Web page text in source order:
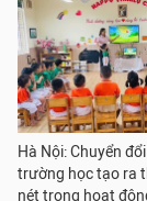
Hà Nội: Chuyển
trường học tạo ra
nét trong hoạt